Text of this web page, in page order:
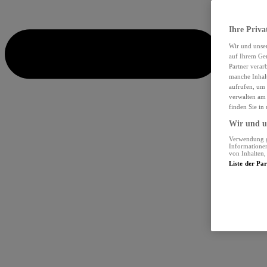
Ihre
Wir und
auf Ihrem
Partner
manche
aufrufen, um
verwalten
finden Sie in
Wir und
Verwendung
von Inhalten,
Liste der